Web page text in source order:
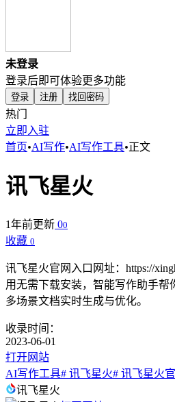
未登录
登录后即可体验更多功能
登录 注册 找回密码
热门
立即入驻
首页•AI写作•AI写作工具•正文
讯飞星火
1年前更新 00
收藏 0
讯飞星火官网入口网址：https://
用无需下载安装，智能写作助手帮
多场景文档实时生成与优化。
收录时间：
2023-06-01
打开网站
AI写作工具# 讯飞星火# 讯飞星火
讯飞星火